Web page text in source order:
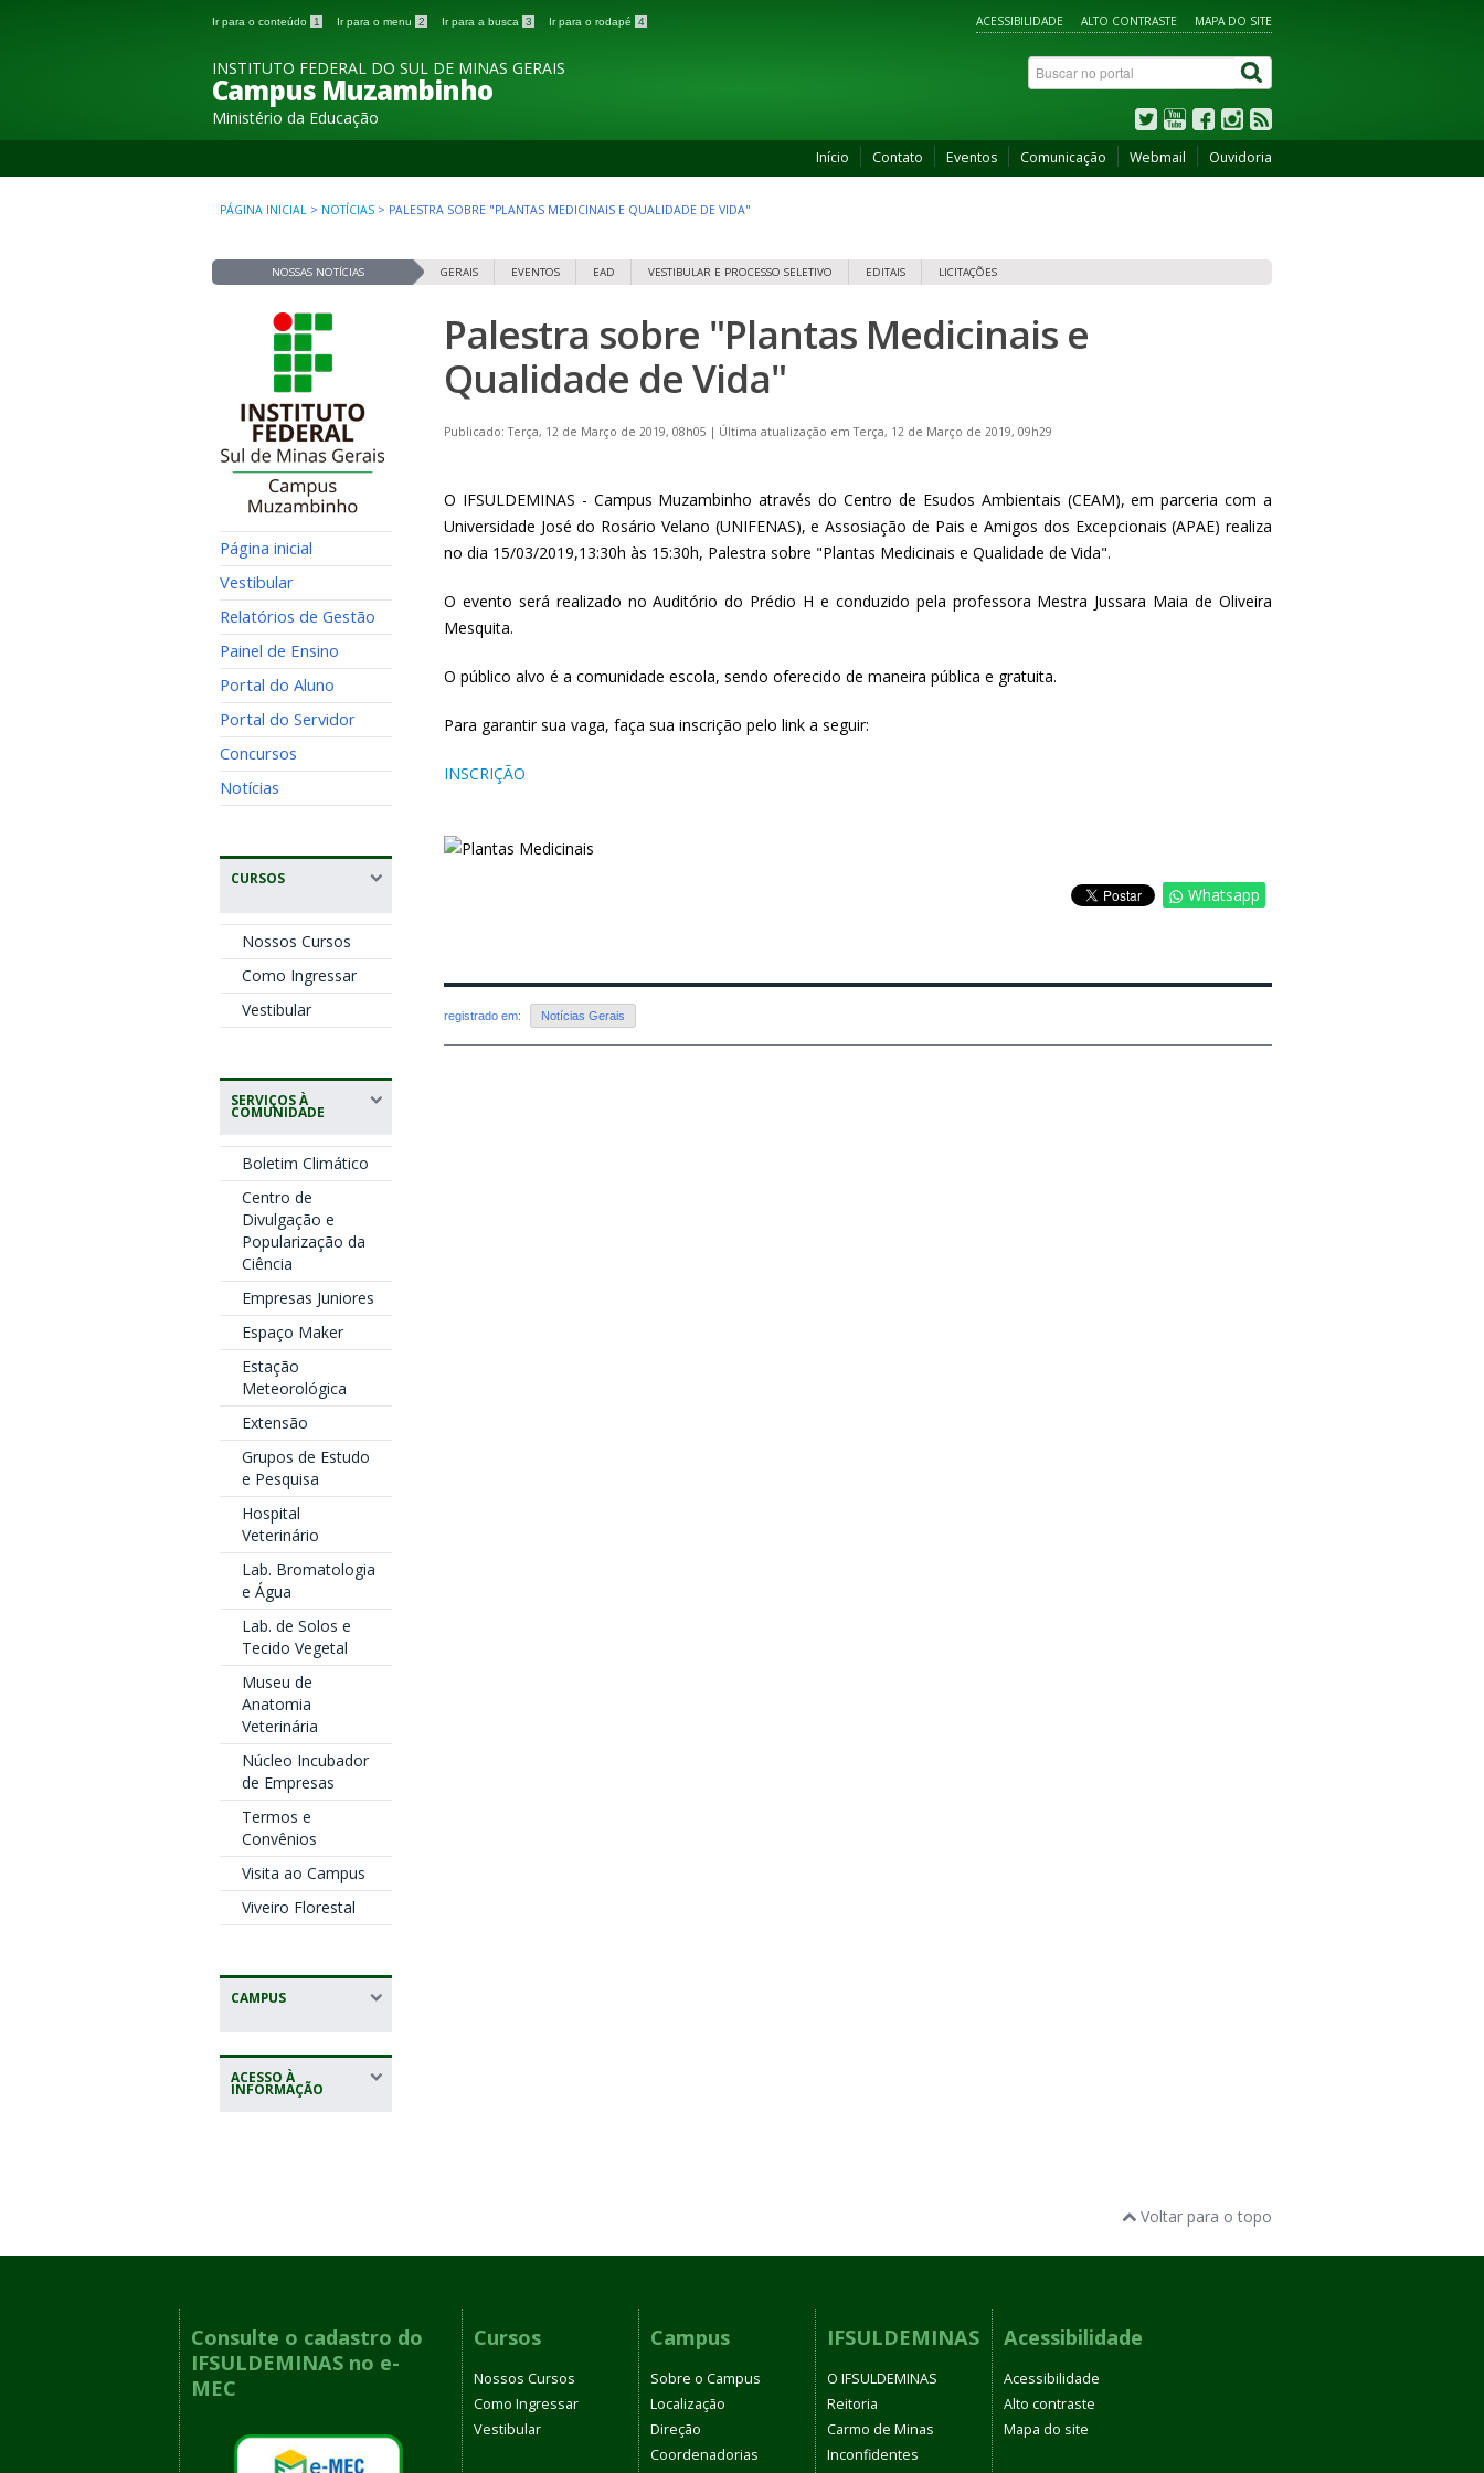
Ir para o conteúdo 1 Ir para o menu 2 Ir para a busca 3 Ir para o rodapé 4 ACESSIBILIDADE ALTO CONTRASTE MAPA DO SITE
INSTITUTO FEDERAL DO SUL DE MINAS GERAIS
Campus Muzambinho
Ministério da Educação
Início Contato Eventos Comunicação Webmail Ouvidoria
PÁGINA INICIAL > NOTÍCIAS > PALESTRA SOBRE "PLANTAS MEDICINAIS E QUALIDADE DE VIDA"
NOSSAS NOTÍCIAS GERAIS EVENTOS EAD VESTIBULAR E PROCESSO SELETIVO EDITAIS LICITAÇÕES
Página inicial
Vestibular
Relatórios de Gestão
Painel de Ensino
Portal do Aluno
Portal do Servidor
Concursos
Notícias
CURSOS
Nossos Cursos
Como Ingressar
Vestibular
SERVIÇOS À
COMUNIDADE
Boletim Climático
Centro de
Divulgação e
Popularização da
Ciência
Empresas Juniores
Espaço Maker
Estação
Meteorológica
Extensão
Grupos de Estudo
e Pesquisa
Hospital
Veterinário
Lab. Bromatologia
e Água
Lab. de Solos e
Tecido Vegetal
Museu de
Anatomia
Veterinária
Núcleo Incubador
de Empresas
Termos e
Convênios
Visita ao Campus
Viveiro Florestal
CAMPUS
ACESSO À
INFORMAÇÃO
Palestra sobre "Plantas Medicinais e
Qualidade de Vida"
Publicado: Terça, 12 de Março de 2019, 08h05 | Última atualização em Terça, 12 de Março de 2019, 09h29
O IFSULDEMINAS - Campus Muzambinho através do Centro de Esudos Ambientais (CEAM), em parceria com a
Universidade José do Rosário Velano (UNIFENAS), e Assosiação de Pais e Amigos dos Excepcionais (APAE) realiza
no dia 15/03/2019,13:30h às 15:30h, Palestra sobre "Plantas Medicinais e Qualidade de Vida".
O evento será realizado no Auditório do Prédio H e conduzido pela professora Mestra Jussara Maia de Oliveira
Mesquita.
O público alvo é a comunidade escola, sendo oferecido de maneira pública e gratuita.
Para garantir sua vaga, faça sua inscrição pelo link a seguir:
INSCRIÇÃO
Whatsapp
registrado em: Notícias Gerais
Voltar para o topo
Consulte o cadastro do
IFSULDEMINAS no e-
MEC
Cursos
Nossos Cursos
Como Ingressar
Vestibular
Campus
Sobre o Campus
Localização
Direção
Coordenadorias
IFSULDEMINAS
O IFSULDEMINAS
Reitoria
Carmo de Minas
Inconfidentes
Acessibilidade
Acessibilidade
Alto contraste
Mapa do site